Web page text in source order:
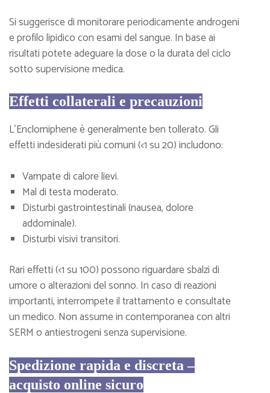
Si suggerisce di monitorare periodicamente androgeni
e profilo lipidico con esami del sangue. In base ai
risultati potete adeguare la dose o la durata del ciclo
sotto supervisione medica.
Effetti collaterali e precauzioni
L’Enclomiphene è generalmente ben tollerato. Gli
effetti indesiderati più comuni (<1 su 20) includono:
Vampate di calore lievi.
Mal di testa moderato.
Disturbi gastrointestinali (nausea, dolore
addominale).
Disturbi visivi transitori.
Rari effetti (<1 su 100) possono riguardare sbalzi di
umore o alterazioni del sonno. In caso di reazioni
importanti, interrompete il trattamento e consultate
un medico. Non assume in contemporanea con altri
SERM o antiestrogeni senza supervisione.
Spedizione rapida e discreta –
acquisto online sicuro